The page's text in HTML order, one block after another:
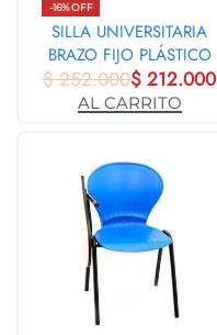
-16% OFF
SILLA UNIVERSITARIA
BRAZO FIJO PLÁSTICO
6913
$252.000$ 212.000
AL CARRITO